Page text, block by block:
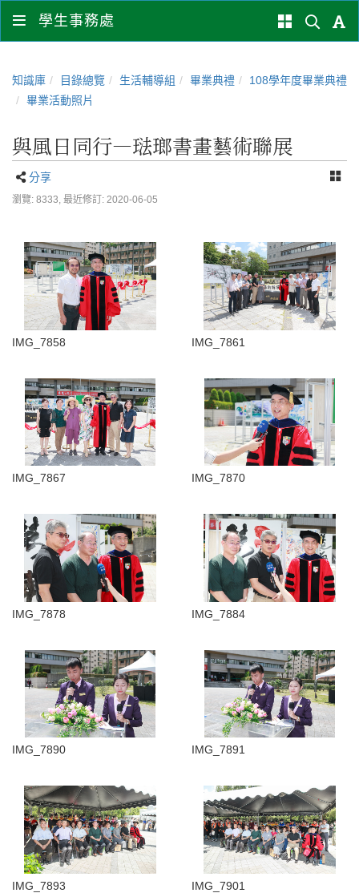
學生事務處
知識庫 目錄總覽 生活輔導組 畢業典禮
108學年度畢業典禮
畢業活動照片
與風日同行―琺瑯書畫藝術聯展
分享
瀏覽: 8333, 最近修訂: 2020-06-05
IMG_7858 IMG_7861
IMG_7867 IMG_7870
IMG_7878 IMG_7884
IMG_7890 IMG_7891
IMG_7893 IMG_7901